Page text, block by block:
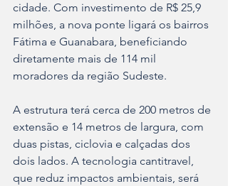
cidade. Com investimento de R$ 25,9
milhões, a nova ponte ligará os bairros
Fátima e Guanabara, beneficiando
diretamente mais de 114 mil
moradores da região Sudeste.
A estrutura terá cerca de 200 metros de
extensão e 14 metros de largura, com
duas pistas, ciclovia e calçadas dos
dois lados. A tecnologia cantitravel,
que reduz impactos ambientais, será